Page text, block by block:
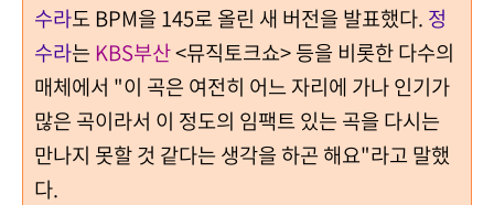
수라도 BPM을 145로 올린 새 버전을 발표했다. 정
수라는 KBS부산<뮤직토크쇼> 등을 비롯한 다수의
매체에서 "이 곡은 여전히 어느 자리에 가나 인기가
많은 곡이라서 이 정도의 임팩트 있는 곡을 다시는
만나지 못할 것 같다는 생각을 하곤 해요"라고 말했
다.